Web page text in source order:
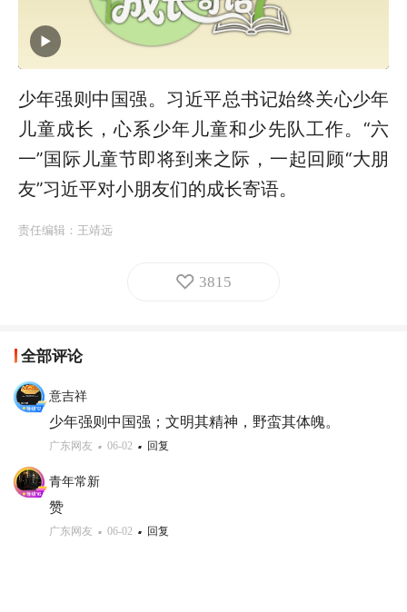
少年强则中国强。习近平总书记始终关心少年
儿童成长，心系少年儿童和少先队工作。“六
一”国际儿童节即将到来之际，一起回顾“大朋
友”习近平对小朋友们的成长寄语。
责任编辑： 王靖远
3815
全部评论
意吉祥
少年强则中国强；文明其精神，野蛮其体魄。
广东网友 06-02 回复
青年常新
赞
广东网友 06-02 回复